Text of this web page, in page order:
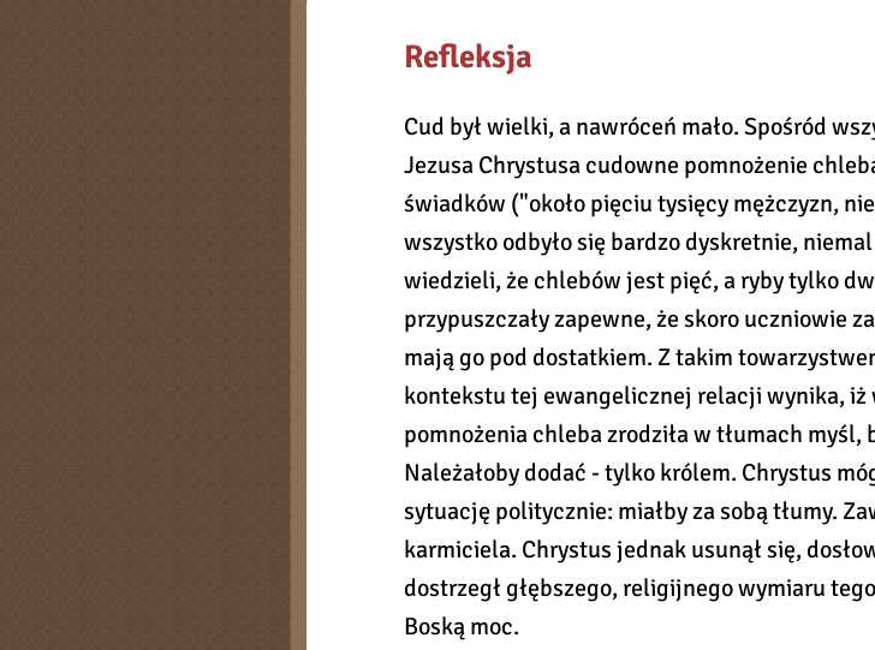
Refleksja
Cud był wielki, a nawróceń mało. Spośród
Jezusa Chrystusa cudowne pomnożenie
świadków ("około pięciu tysięcy mężczyzn,
wszystko odbyło się bardzo dyskretnie,
wiedzieli, że chlebów jest pięć, a ryby tylko
przypuszczały zapewne, że skoro uczniowie
mają go pod dostatkiem. Z takim
kontekstu tej ewangelicznej relacji wynika, iż
pomnożenia chleba zrodziła w tłumach myśl,
Należałoby dodać - tylko królem. Chrystus
sytuację politycznie: miałby za sobą tłumy.
karmiciela. Chrystus jednak usunął się,
dostrzegł głębszego, religijnego wymiaru
Boską moc.